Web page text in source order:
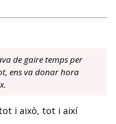
de gaire temps per
ens va donar hora
i això, tot i així